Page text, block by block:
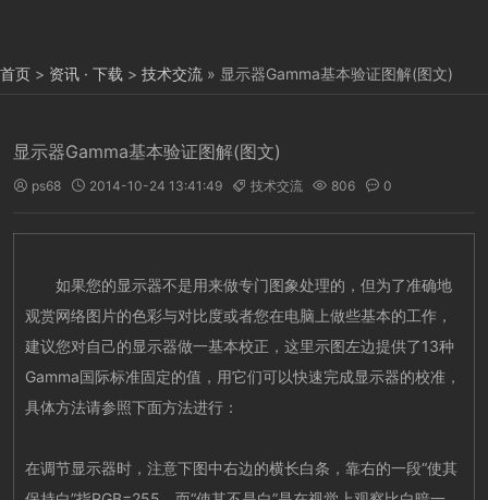
首页 > 资讯 · 下载 > 技术交流 » 显示器Gamma基本验证图解(图文)
显示器Gamma基本验证图解(图文)
 ps68  2014-10-24 13:41:49  技术交流  806  0
如果您的显示器不是用来做专门图象处理的，但为了准确地
观赏网络图片的色彩与对比度或者您在电脑上做些基本的工作，
建议您对自己的显示器做一基本校正，这里示图左边提供了13种
Gamma国际标准固定的值，用它们可以快速完成显示器的校准，
具体方法请参照下面方法进行：
在调节显示器时，注意下图中右边的横长白条，靠右的一段“使其